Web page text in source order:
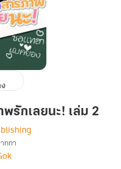
รักเลยนะ! เล่ม 2
ง
กกา